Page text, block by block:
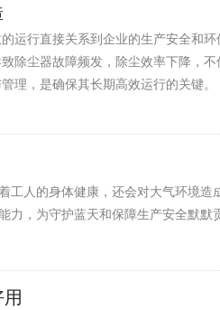
运行直接关系到企业的生产安全和环
除尘器故障频发，除尘效率下降，
理，是确保其长期高效运行的关键。
工人的身体健康，还会对大气环境造
，为守护蓝天和保障生产安全默默